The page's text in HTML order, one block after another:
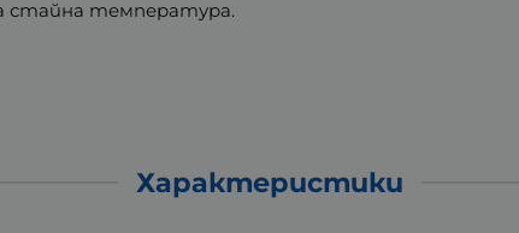
стайна температура.
Характеристики